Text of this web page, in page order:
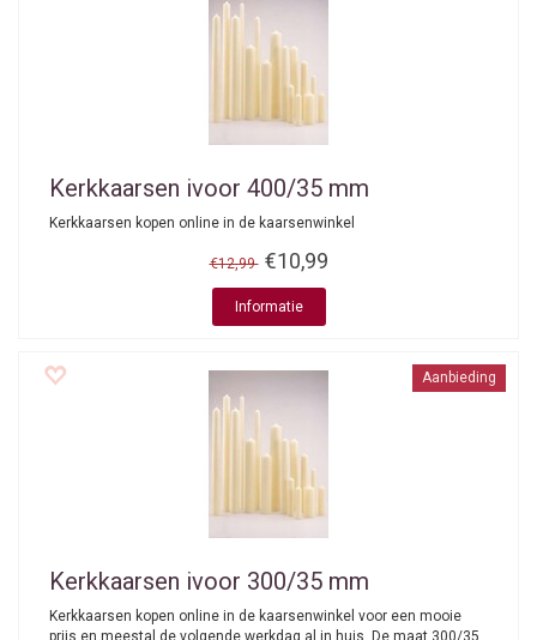
Kerkkaarsen ivoor 400/35 mm
Kerkkaarsen kopen online in de kaarsenwinkel
€12,99 €10,99
Informatie
Aanbieding
Kerkkaarsen ivoor 300/35 mm
Kerkkaarsen kopen online in de kaarsenwinkel voor een mooie
prijs en meestal de volgende werkdag al in huis. De maat 300/35